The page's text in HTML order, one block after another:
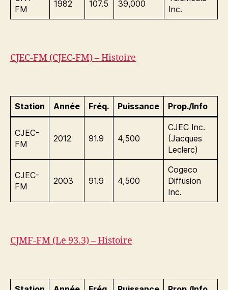
FM
1982 107.5 39,000
Inc.
CJEC-FM (CJEC-FM) – Histoire
Station Année Fréq. Puissance Prop./Info
CJEC-
FM
2012 91.9 4,500
CJEC Inc.
(Jacques
Leclerc)
CJEC-
FM
2003 91.9 4,500
Cogeco
Diffusion
Inc.
CJMF-FM (Le 93.3) – Histoire